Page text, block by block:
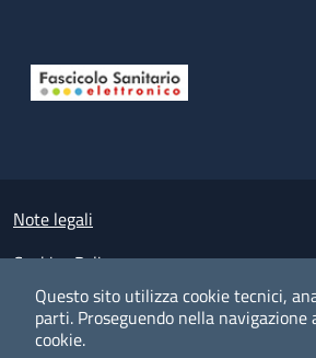
Questo sito utilizza cookie tecnici,
parti. Proseguendo nella
cookie.
Small prints
Note legali
Cookies Policy
Policy privacy e protezione del dato
Albo pretorio on-line